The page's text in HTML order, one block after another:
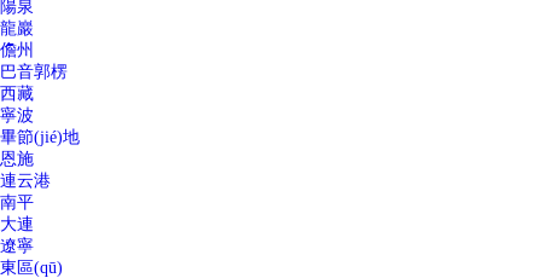
陽泉
龍巖
儋州
巴音郭楞
西藏
寧波
畢節(jié)地
恩施
連云港
南平
大連
遼寧
東區(qū)